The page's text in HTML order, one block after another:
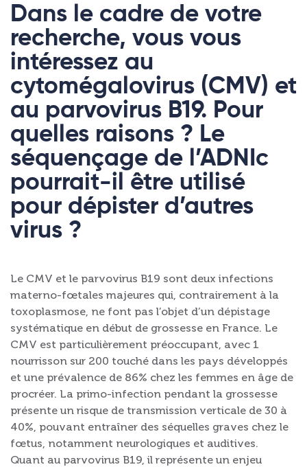
Dans le cadre de votre
recherche, vous vous
intéressez au
cytomégalovirus (CMV) et
au parvovirus B19. Pour
quelles raisons ? Le
séquençage de l’ADNIc
pourrait-il être utilisé
pour dépister d’autres
virus ?
Le CMV et le parvovirus B19 sont deux infections
materno-fœtales majeures qui, contrairement à la
toxoplasmose, ne font pas l’objet d’un dépistage
systématique en début de grossesse en France. Le
CMV est particulièrement préoccupant, avec 1
nourrisson sur 200 touché dans les pays développés
et une prévalence de 86% chez les femmes en âge de
procréer. La primo-infection pendant la grossesse
présente un risque de transmission verticale de 30 à
40%, pouvant entraîner des séquelles graves chez le
fœtus, notamment neurologiques et auditives.
Quant au parvovirus B19, il représente un enjeu